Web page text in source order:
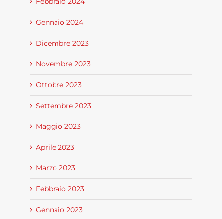
Gennaio 2024
Dicembre 2023
Novembre 2023
Ottobre 2023
Settembre 2023
Maggio 2023
Aprile 2023
Marzo 2023
Febbraio 2023
Gennaio 2023